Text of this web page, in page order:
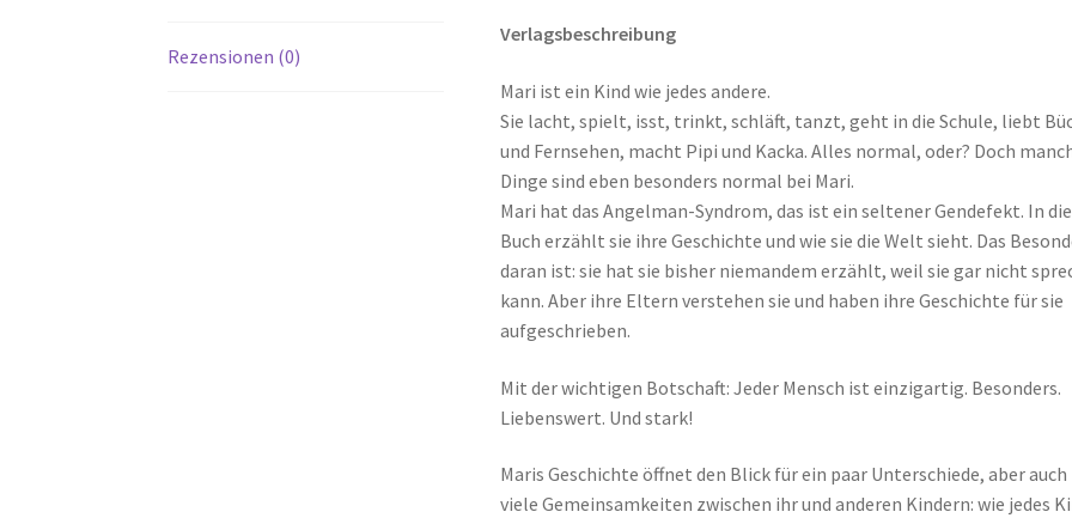
Gaymann
Menge
Rezensionen (0)
Verlagsbeschreibung
Mari ist ein Kind wie jedes andere.
Sie lacht, spielt, isst, trinkt, schläft, tanzt, geht in die Schule, liebt
und Fernsehen, macht Pipi und Kacka. Alles normal, oder? Doch
Dinge sind eben besonders normal bei Mari.
Mari hat das Angelman-Syndrom, das ist ein seltener Gendefekt. In
Buch erzählt sie ihre Geschichte und wie sie die Welt sieht. Das
daran ist: sie hat sie bisher niemandem erzählt, weil sie gar nicht
kann. Aber ihre Eltern verstehen sie und haben ihre Geschichte für sie
aufgeschrieben.
Mit der wichtigen Botschaft: Jeder Mensch ist einzigartig. Besonders.
Liebenswert. Und stark!
Maris Geschichte öffnet den Blick für ein paar Unterschiede, aber auch
viele Gemeinsamkeiten zwischen ihr und anderen Kindern: wie jedes